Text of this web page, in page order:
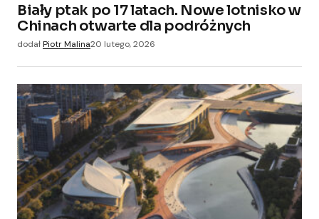
Biały ptak po 17 latach. Nowe lotnisko w
Chinach otwarte dla podróżnych
dodałPiotr Malina20 lutego, 2026